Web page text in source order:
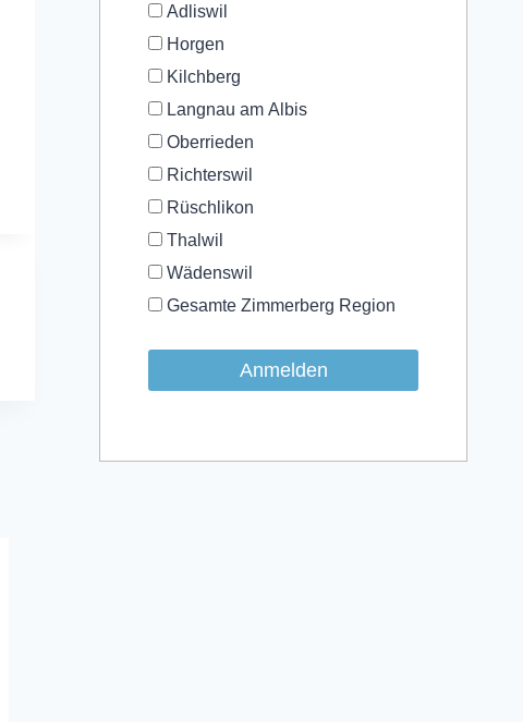
Adliswil
Horgen
Kilchberg
Langnau am Albis
Oberrieden
Richterswil
Rüschlikon
Thalwil
Wädenswil
Gesamte Zimmerberg Region